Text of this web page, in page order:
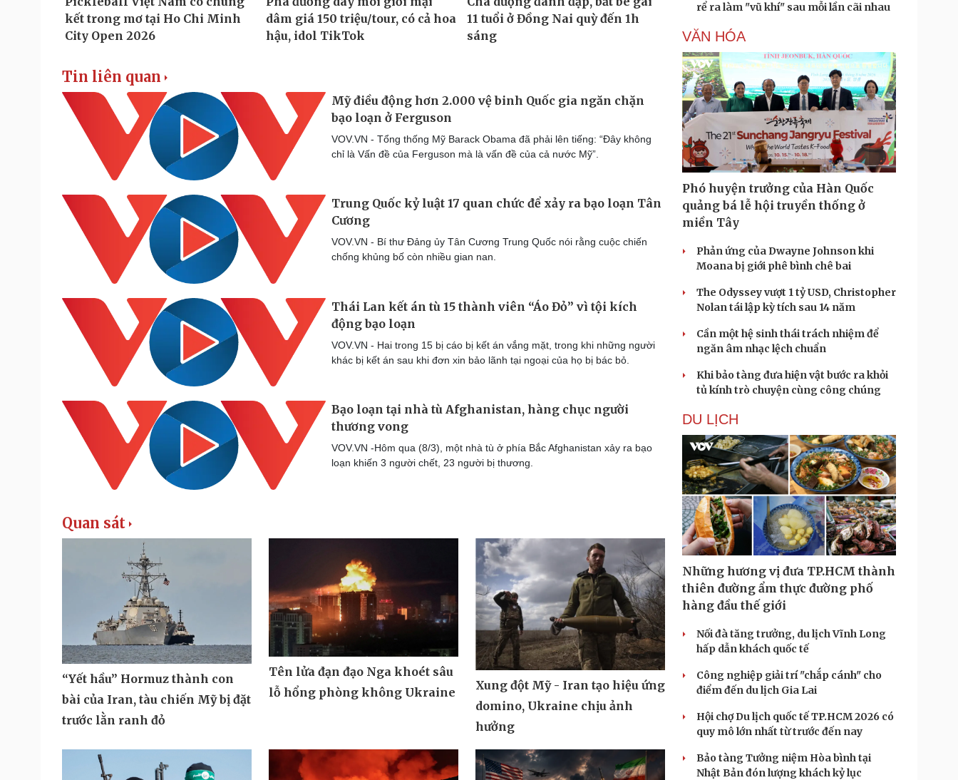
Tin liên quan
Mỹ điều động hơn 2.000 vệ binh Quốc gia ngăn chặn
bạo loạn ở Ferguson
VOV.VN - Tổng thống Mỹ Barack Obama đã phải lên tiếng: “Đây không
chỉ là Vấn đề của Ferguson mà là vấn đề của cả nước Mỹ”.
Trung Quốc kỷ luật 17 quan chức để xảy ra bạo loạn Tân
Cương
VOV.VN - Bí thư Đảng ủy Tân Cương Trung Quốc nói rằng cuộc chiến
chống khủng bố còn nhiều gian nan.
Thái Lan kết án tù 15 thành viên “Áo Đỏ” vì tội kích
động bạo loạn
VOV.VN - Hai trong 15 bị cáo bị kết án vắng mặt, trong khi những người
khác bị kết án sau khi đơn xin bảo lãnh tại ngoại của họ bị bác bỏ.
Bạo loạn tại nhà tù Afghanistan, hàng chục người
thương vong
VOV.VN -Hôm qua (8/3), một nhà tù ở phía Bắc Afghanistan xảy ra bạo
loạn khiến 3 người chết, 23 người bị thương.
Quan sát
“Yết hầu” Hormuz thành con
bài của Iran, tàu chiến Mỹ bị đặt
trước lằn ranh đỏ
Tên lửa đạn đạo Nga khoét sâu
lỗ hổng phòng không Ukraine
Xung đột Mỹ - Iran tạo hiệu ứng
domino, Ukraine chịu ảnh
hưởng
rể ra làm "vũ khí" sau mỗi lần cãi nhau
VĂN HÓA
Phó huyện trưởng của Hàn Quốc
quảng bá lễ hội truyền thống ở
miền Tây
Phản ứng của Dwayne Johnson khi
Moana bị giới phê bình chê bai
The Odyssey vượt 1 tỷ USD, Christopher
Nolan tái lập kỳ tích sau 14 năm
Cần một hệ sinh thái trách nhiệm để
ngăn âm nhạc lệch chuẩn
Khi bảo tàng đưa hiện vật bước ra khỏi
tủ kính trò chuyện cùng công chúng
DU LỊCH
Những hương vị đưa TP.HCM thành
thiên đường ẩm thực đường phố
hàng đầu thế giới
Nối đà tăng trưởng, du lịch Vĩnh Long
hấp dẫn khách quốc tế
Công nghiệp giải trí "chắp cánh" cho
điểm đến du lịch Gia Lai
Hội chợ Du lịch quốc tế TP.HCM 2026 có
quy mô lớn nhất từ trước đến nay
Bảo tàng Tưởng niệm Hòa bình tại
Nhật Bản đón lượng khách kỷ lục